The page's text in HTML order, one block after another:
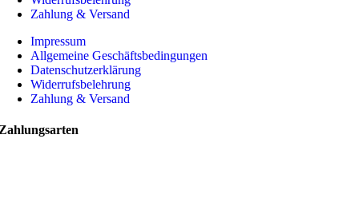
Zahlung & Versand
Impressum
Allgemeine Geschäftsbedingungen
Datenschutzerklärung
Widerrufsbelehrung
Zahlung & Versand